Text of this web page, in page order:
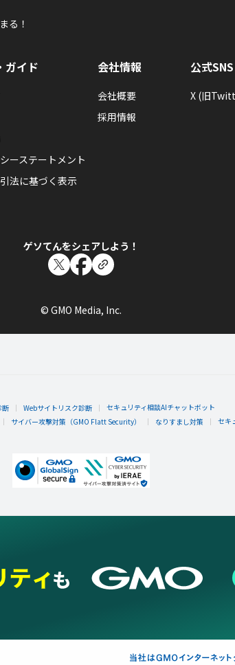
る！
ガイド
ーステートメント
法に基づく表示
会社情報
会社概要
採用情報
公式SNS
X (旧
ゲソてんをシェアしよう！
© GMO Media, Inc.
断 Webサイトリスク診断
セキュリティ相談AIチャットボット
サイバー攻撃対策（GMO Flatt Security） なりすまし対策 セキ